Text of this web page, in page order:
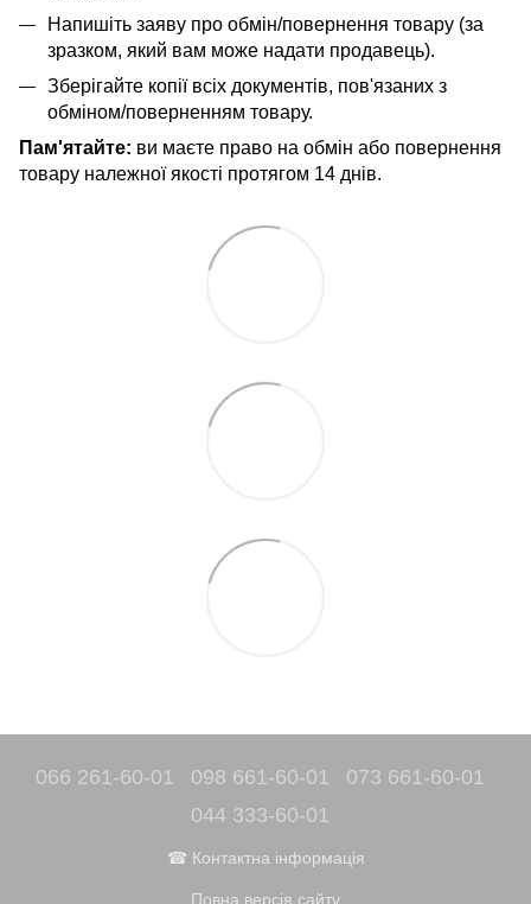
Напишіть заяву про обмін/повернення товару (за
зразком, який вам може надати продавець).
Зберігайте копії всіх документів, пов'язаних з
обміном/поверненням товару.
Пам'ятайте: ви маєте право на обмін або повернення
товару належної якості протягом 14 днів.
066 261-60-01 098 661-60-01
073 661-60-01
044 333-60-01
☎ Контактна інформація
Повна версія сайту